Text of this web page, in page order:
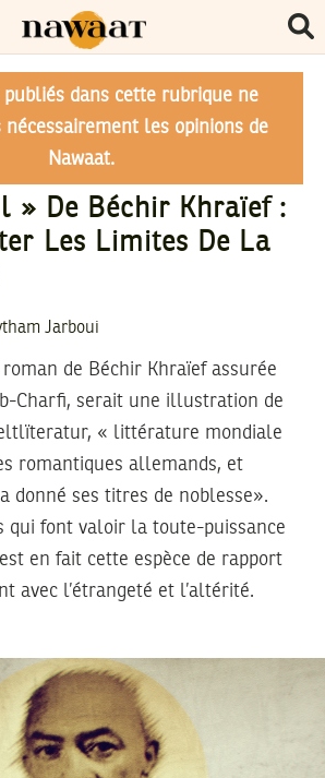
publiés dans cette rubrique ne
les opinions de
Nawaat.
» De Béchir Khraïef :
Les Limites De La
Jarboui
de Béchir Khraïef assurée
Charfi, serait une illustration de
« littérature mondiale
romantiques allemands, et
donné ses titres de noblesse».
qui font valoir la toute-puissance
en fait cette espèce de rapport
avec l’étrangeté et l’altérité.